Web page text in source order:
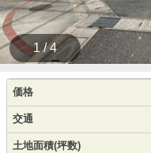
1 / 4
価格
交通
土地面積(坪数)